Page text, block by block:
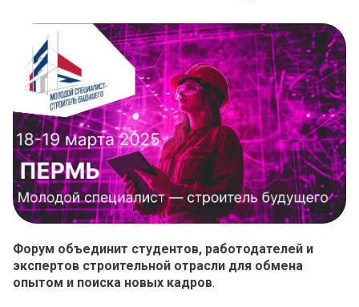
Форум объединит студентов, работодателей и
экспертов строительной отрасли для обмена
опытом и поиска новых кадров.